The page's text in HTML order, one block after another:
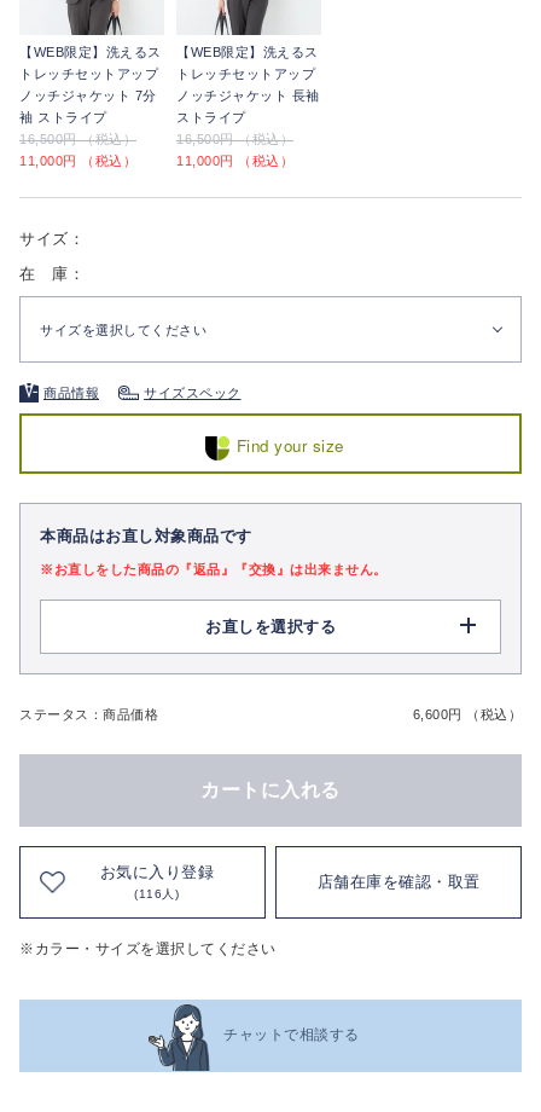
【WEB限定】洗えるス
トレッチセットアップ
ノッチジャケット 7分
袖 ストライプ
16,500円 （税込）
11,000円 （税込）
【WEB限定】洗えるス
トレッチセットアップ
ノッチジャケット 長袖
ストライプ
16,500円 （税込）
11,000円 （税込）
サイズ：
在 庫：
サイズを選択してください
商品情報 サイズスペック
Find your size
本商品はお直し対象商品です
※お直しをした商品の『返品』『交換』は出来ません。
お直しを選択する
ステータス：商品価格 6,600円 （税込）
カートに入れる
お気に入り登録
(116人)
店舗在庫を確認・取置
※カラー・サイズを選択してください
チャットで相談する